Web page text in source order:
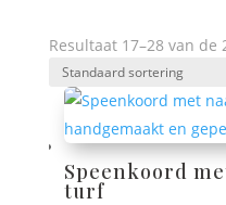
Resultaat 17–28 van
Speenkoord
turf